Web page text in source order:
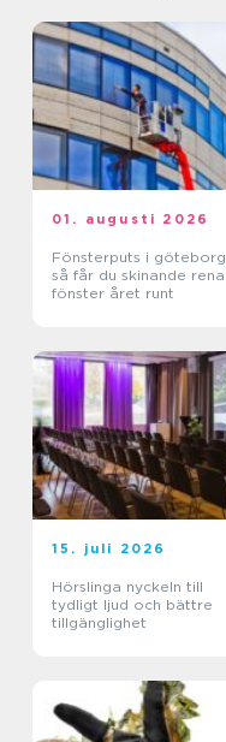
01. augusti 2026
Fönsterputs i göteborg
så får du skinande rena
fönster året runt
15. juli 2026
Hörslinga nyckeln till
tydligt ljud och bättre
tillgänglighet